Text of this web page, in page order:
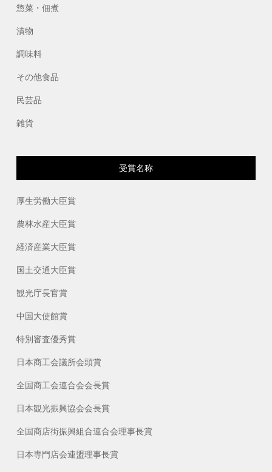
惣菜・佃煮
漬物
調味料
その他食品
民芸品
雑貨
受賞名称
厚生労働大臣賞
農林水産大臣賞
経済産業大臣賞
国土交通大臣賞
観光庁長官賞
中国大使館賞
特別審査優秀賞
日本商工会議所会頭賞
全国商工会連合会会長賞
日本観光振興協会会長賞
全国商店街振興組合連合会理事長賞
日本専門店会連盟理事長賞